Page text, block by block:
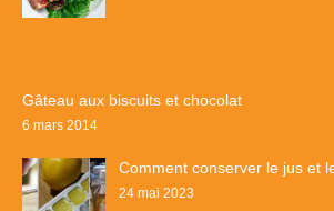
Gâteau aux biscuits et chocolat
6 mars 2014
Comment conserver le jus et
24 mai 2023